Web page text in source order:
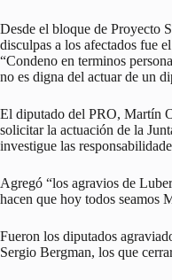
Desde el bloque de Proyecto
disculpas a los afectados fue
“Condeno en terminos
no es digna del actuar de un
El diputado del PRO, Martín
solicitar la actuación de la
investigue las
Agregó “los agravios de
hacen que hoy todos seamos
Fueron los diputados
Sergio Bergman, los que